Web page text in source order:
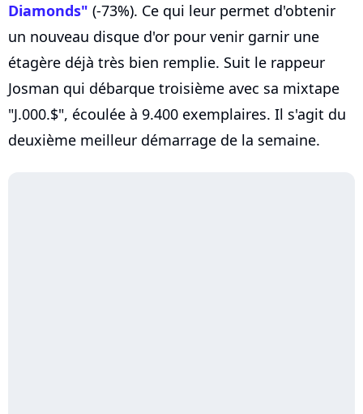
Diamonds" (-73%). Ce qui leur permet d'obtenir
un nouveau disque d'or pour venir garnir une
étagère déjà très bien remplie. Suit le rappeur
Josman qui débarque troisième avec sa mixtape
"J.000.$", écoulée à 9.400 exemplaires. Il s'agit du
deuxième meilleur démarrage de la semaine.